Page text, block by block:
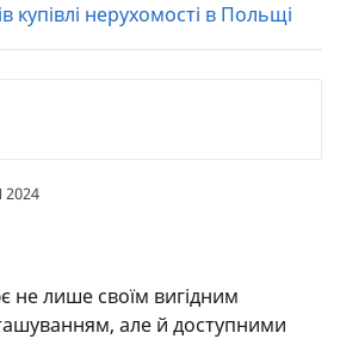
купівлі нерухомості в Польщі
лише своїм вигідним
але й доступними